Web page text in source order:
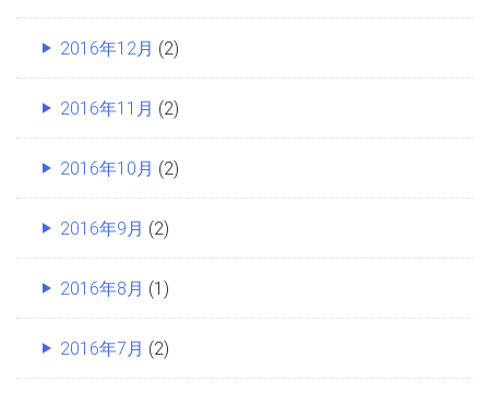
2016年12月 (2)
2016年11月 (2)
2016年10月 (2)
2016年9月 (2)
2016年8月 (1)
2016年7月 (2)